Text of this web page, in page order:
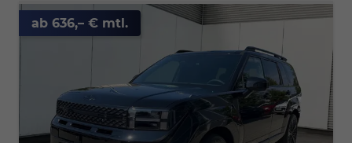
ab 636,– € mtl.